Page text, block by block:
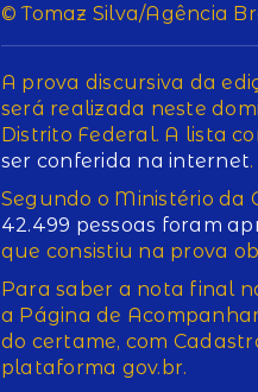
© Tomaz Silva/Agência
A prova discursiva da
será realizada neste
Distrito Federal. A lista
ser conferida na internet.
Segundo o Ministério da
42.499 pessoas foram
que consistiu na prova
Para saber a nota final
a Página de
do certame, com
plataforma gov.br.